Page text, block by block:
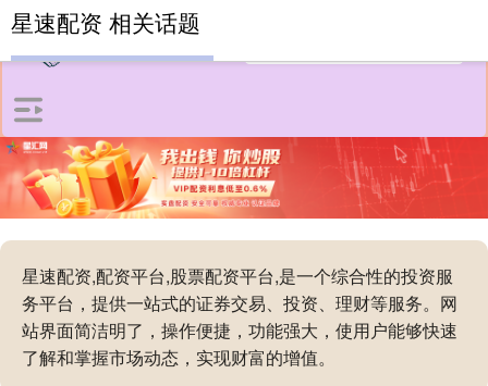
星速配资,配资平台,股票配资平台,是一个综合性的投资服
务平台，提供一站式的证券交易、投资、理财等服务。网
站界面简洁明了，操作便捷，功能强大，使用户能够快速
了解和掌握市场动态，实现财富的增值。
星速配资 相关话题